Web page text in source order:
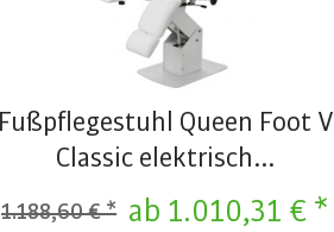
Fußpflegestuhl Queen Foot V
Classic elektrisch...
ab 1.010,31 € *
1.188,60 € *